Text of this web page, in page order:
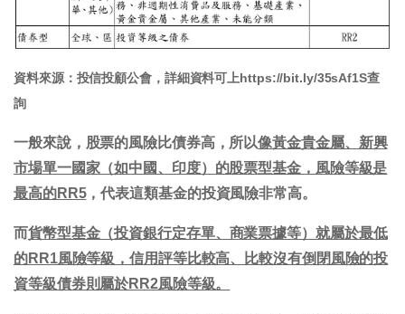
資料來源：投信投顧公會，詳細資料可上https://bit.ly/35sAf1S查
詢
一般來說，股票的風險比債券高，所以像黃金貴金屬、新興
市場單一國家（如中國、印度）的股票型基金，風險等級是
最高的RR5，代表這類基金的投資風險非常高。
而貨幣型基金（投資銀行定存單、商業票據等）就屬於最低
的RR1風險等級，信用評等比較高、比較沒有倒閉風險的投
資等級債券則屬於RR2風險等級。